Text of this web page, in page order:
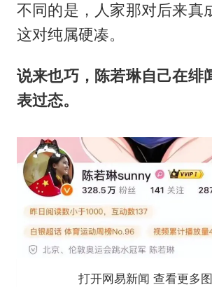
不同的是，人家那对后来真
这对纯属硬凑。
说来也巧，陈若琳自己在绯
表过态。
打开网易新闻 查看更多